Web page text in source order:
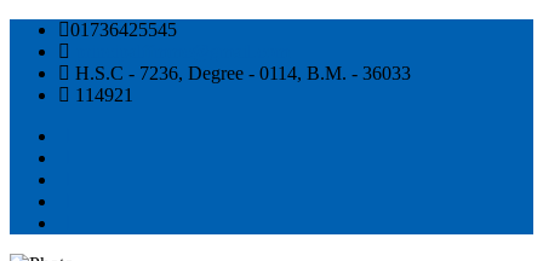
01736425545
H.S.C - 7236, Degree - 0114, B.M. - 36033
114921